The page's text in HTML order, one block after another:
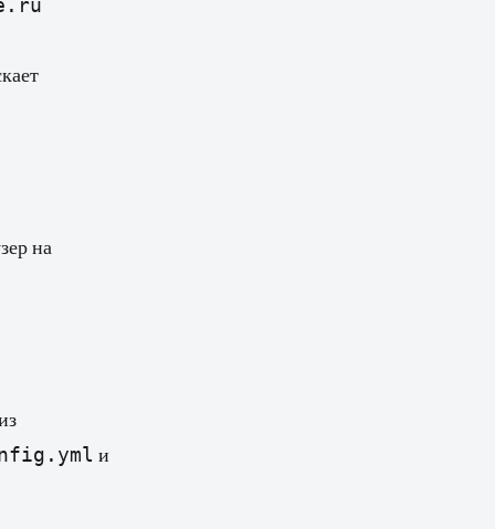
на
и